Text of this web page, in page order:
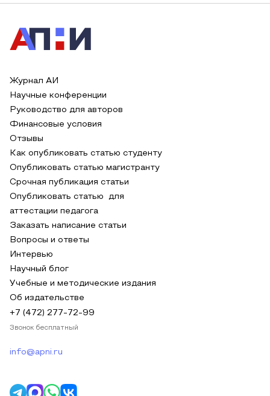
Журнал АИ
Научные конференции
Руководство для авторов
Финансовые условия
Отзывы
Как опубликовать статью студенту
Опубликовать статью магистранту
Срочная публикация статьи
Опубликовать статью для
аттестации педагога
Заказать написание статьи
Вопросы и ответы
Интервью
Научный блог
Учебные и методические издания
Об издательстве
+7 (472) 277-72-99
Звонок бесплатный
info@apni.ru